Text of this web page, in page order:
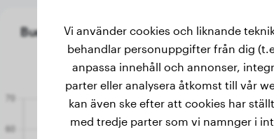
Buddy's vikthistorik
Vi använder cookies och liknande
behandlar personuppgifter från dig
anpassa innehåll och annonser,
parter eller analysera åtkomst till vår
kan även ske efter att cookies har
med tredje parter som vi namnger i